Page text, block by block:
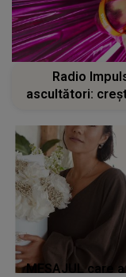
Radio
ascultători:
MESAJUL care